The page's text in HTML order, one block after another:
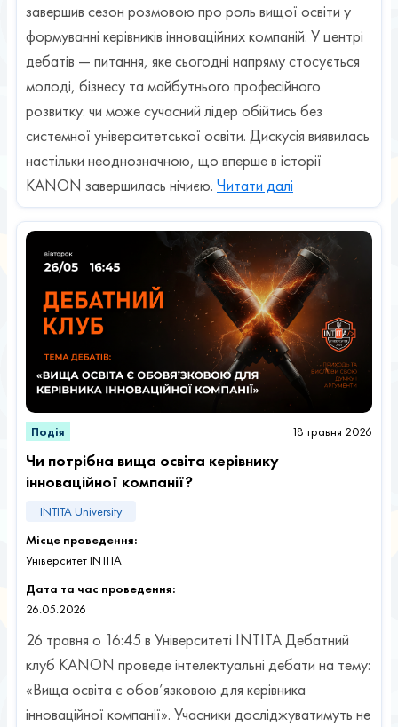
завершив сезон розмовою про роль вищої освіти у
формуванні керівників інноваційних компаній. У центрі
дебатів — питання, яке сьогодні напряму стосується
молоді, бізнесу та майбутнього професійного
розвитку: чи може сучасний лідер обійтись без
системної університетської освіти. Дискусія виявилась
настільки неоднозначною, що вперше в історії
KANON завершилась нічиєю. Читати далі
Подія 18 травня 2026
Чи потрібна вища освіта керівнику
інноваційної компанії?
INTITA University
Місце проведення:
Університет INTITA
Дата та час проведення:
26.05.2026
26 травня о 16:45 в Університеті INTITA Дебатний
клуб KANON проведе інтелектуальні дебати на тему:
«Вища освіта є обов’язковою для керівника
інноваційної компанії». Учасники досліджуватимуть не